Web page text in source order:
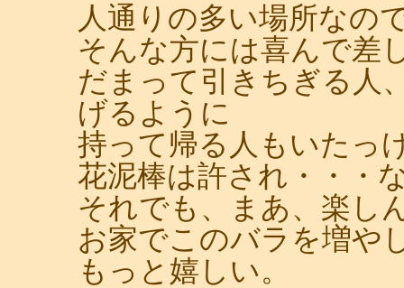
人通りの多い場所なの
そんな方には喜んで差
だまって引きちぎる人
げるように
持って帰る人もいたっ
花泥棒は許され・・・
それでも、まあ、楽し
お家でこのバラを増や
もっと嬉しい。